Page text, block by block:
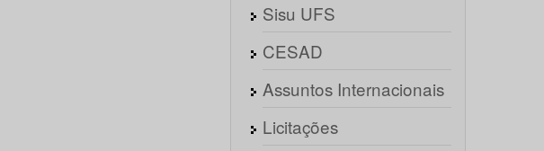
Sisu UFS
CESAD
Assuntos Internacionais
Licitações